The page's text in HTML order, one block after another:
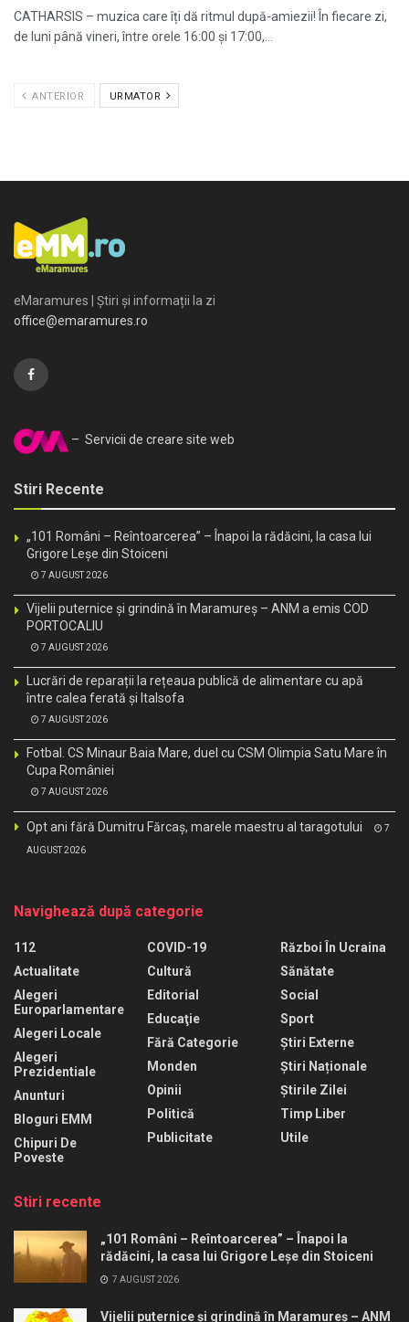
CATHARSIS – muzica care îți dă ritmul după-amiezii! În fiecare zi,
de luni până vineri, între orele 16:00 și 17:00,...
ANTERIOR URMATOR
eMaramures | Știri și informații la zi
office@emaramures.ro
– Servicii de creare site web
Stiri Recente
„101 Români – Reîntoarcerea” – Înapoi la rădăcini, la casa lui
Grigore Leșe din Stoiceni
7 AUGUST 2026
Vijelii puternice și grindină în Maramureș – ANM a emis COD
PORTOCALIU
7 AUGUST 2026
Lucrări de reparații la rețeaua publică de alimentare cu apă
între calea ferată și Italsofa
7 AUGUST 2026
Fotbal. CS Minaur Baia Mare, duel cu CSM Olimpia Satu Mare în
Cupa României
7 AUGUST 2026
Opt ani fără Dumitru Fărcaș, marele maestru al taragotului 7
AUGUST 2026
Navighează după categorie
112
Actualitate
Alegeri
Europarlamentare
Alegeri Locale
Alegeri
Prezidentiale
Anunturi
Bloguri EMM
Chipuri De
Poveste
COVID-19
Cultură
Editorial
Educaţie
Fără Categorie
Monden
Opinii
Politică
Publicitate
Război În Ucraina
Sănătate
Social
Sport
Știri Externe
Știri Naționale
Știrile Zilei
Timp Liber
Utile
Stiri recente
„101 Români – Reîntoarcerea” – Înapoi la
rădăcini, la casa lui Grigore Leșe din Stoiceni
7 AUGUST 2026
Vijelii puternice și grindină în Maramureș – ANM